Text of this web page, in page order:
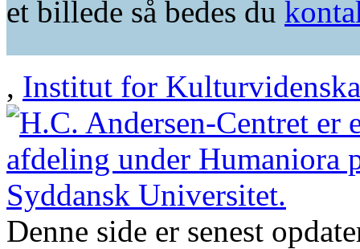
et billede så bedes du
, Institut for
Denne side er senest